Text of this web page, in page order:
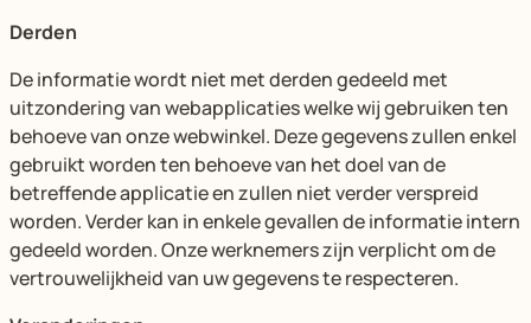
Derden
De informatie wordt niet met derden gedeeld met
uitzondering van webapplicaties welke wij gebruiken ten
behoeve van onze webwinkel. Deze gegevens zullen enkel
gebruikt worden ten behoeve van het doel van de
betreffende applicatie en zullen niet verder verspreid
worden. Verder kan in enkele gevallen de informatie intern
gedeeld worden. Onze werknemers zijn verplicht om de
vertrouwelijkheid van uw gegevens te respecteren.